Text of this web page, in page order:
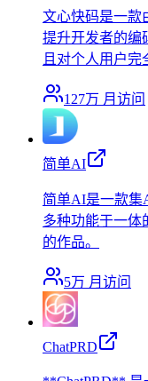
文心快码是一款
提升开发者的编
且对个人用户完
127万 月访问
简单AI
简单AI是一款集
多种功能于一体
的作品。
5万 月访问
ChatPRD